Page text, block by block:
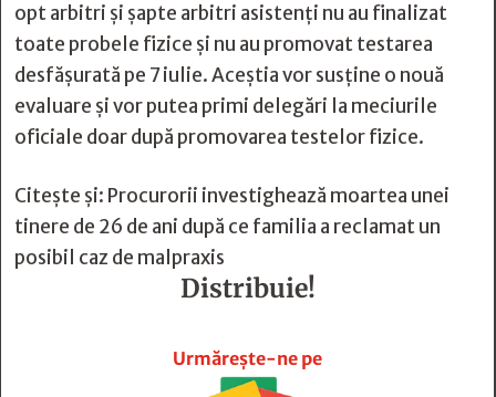
opt arbitri și șapte arbitri asistenți nu au finalizat
toate probele fizice și nu au promovat testarea
desfășurată pe 7 iulie. Aceștia vor susține o nouă
evaluare și vor putea primi delegări la meciurile
oficiale doar după promovarea testelor fizice.
Citește și: Procurorii investighează moartea unei
tinere de 26 de ani după ce familia a reclamat un
posibil caz de malpraxis
Distribuie!
Urmărește-ne pe